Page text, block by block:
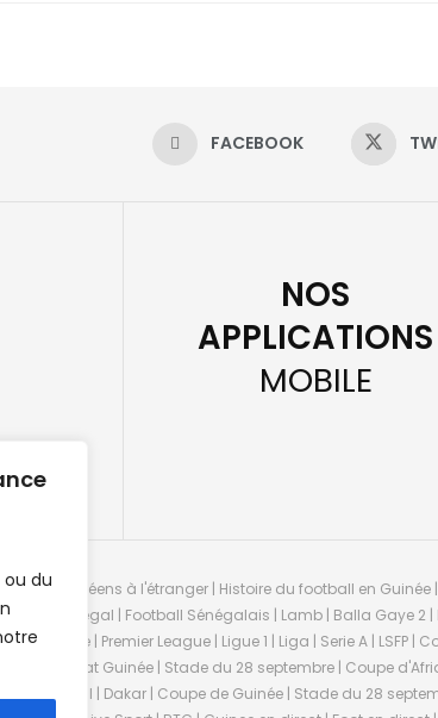
du
FACEBOOK
NOS
APPLICATIONS
MOBILE
guinéens à l'étranger | Histoire du football en
du Sénégal | Football Sénégalais | Lamb | Balla Gaye 2 |
Guinée | Premier League | Ligue 1 | Liga | Serie A | LSFP
Guinée | Stade du 28 septembre | Coupe
| Le Senegal | Dakar | Coupe de Guinée | Stade du 28